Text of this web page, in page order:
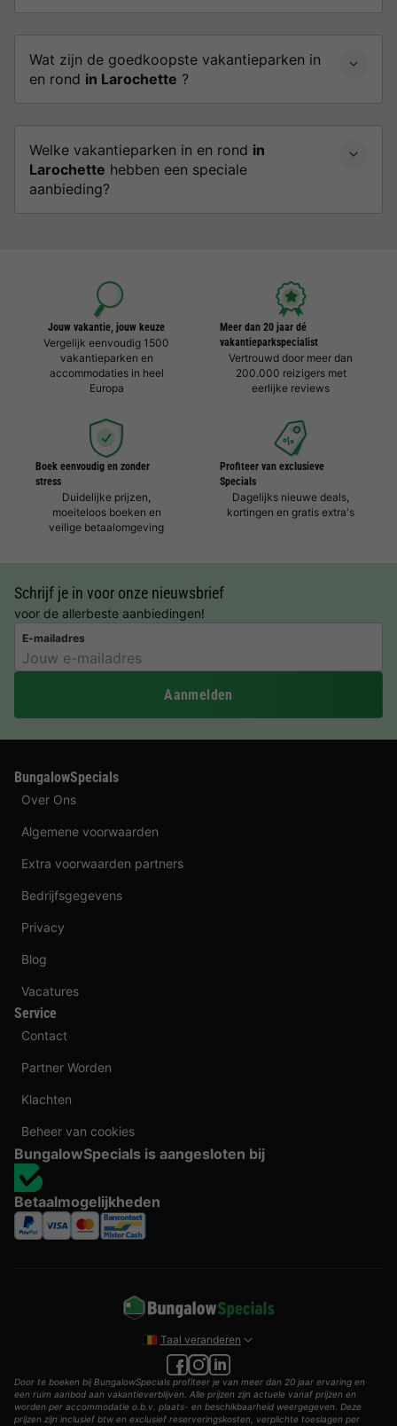
Wat zijn de goedkoopste vakantieparken in
en rond in Larochette ?
Welke vakantieparken in en rond in
Larochette hebben een speciale
aanbieding?
Jouw vakantie, jouw keuze
Vergelijk eenvoudig 1500
vakantieparken en
accommodaties in heel
Europa
Meer dan 20 jaar dé
vakantieparkspecialist
Vertrouwd door meer dan
200.000 reizigers met
eerlijke reviews
Boek eenvoudig en zonder
stress
Duidelijke prijzen,
moeiteloos boeken en
veilige betaalomgeving
Profiteer van exclusieve
Specials
Dagelijks nieuwe deals,
kortingen en gratis extra's
Schrijf je in voor onze nieuwsbrief
voor de allerbeste aanbiedingen!
E-mailadres
Aanmelden
BungalowSpecials
Over Ons
Algemene voorwaarden
Extra voorwaarden partners
Bedrijfsgegevens
Privacy
Blog
Vacatures
Service
Contact
Partner Worden
Klachten
Beheer van cookies
BungalowSpecials is aangesloten bij
Betaalmogelijkheden
Taal veranderen
Door te boeken bij BungalowSpecials profiteer je van meer dan 20 jaar ervaring en
een ruim aanbod aan vakantieverblijven. Alle prijzen zijn actuele vanaf prijzen en
worden per accommodatie o.b.v. plaats- en beschikbaarheid weergegeven. Deze
prijzen zijn inclusief btw en exclusief reserveringskosten, verplichte toeslagen per